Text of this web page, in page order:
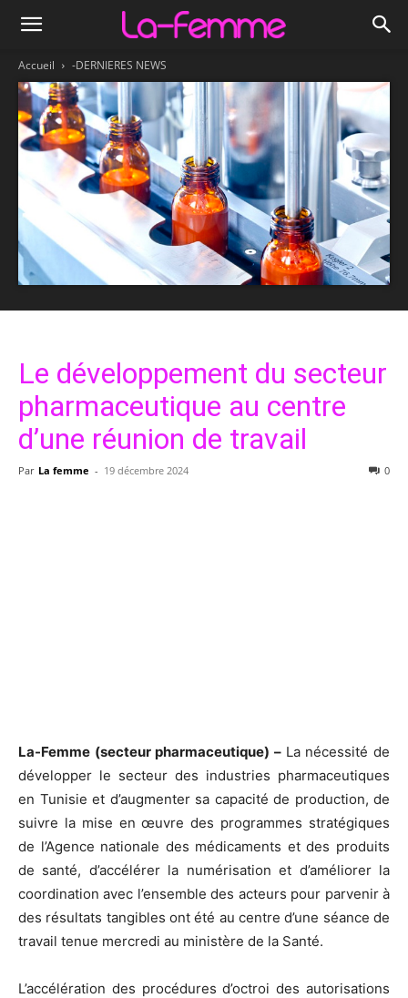
Accueil -DERNIERES NEWS
Le développement du secteur
pharmaceutique au centre
d’une réunion de travail
Par La femme - 19 décembre 2024 0
La-Femme (secteur pharmaceutique) – La nécessité de
développer le secteur des industries pharmaceutiques
en Tunisie et d’augmenter sa capacité de production, de
suivre la mise en œuvre des programmes stratégiques
de l’Agence nationale des médicaments et des produits
de santé, d’accélérer la numérisation et d’améliorer la
coordination avec l’ensemble des acteurs pour parvenir à
des résultats tangibles ont été au centre d’une séance de
travail tenue mercredi au ministère de la Santé.
L’accélération des procédures d’octroi des autorisations